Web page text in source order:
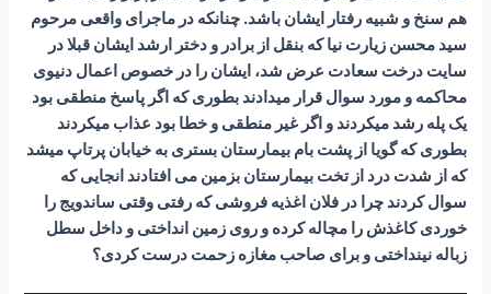
هم سنخ و شبیه رفتار ایشان باشد. چنانکه در ماجرای واقعی مرحوم
سید محسن زیارت نیا که بنقل از برادر و دختر ارشد ایشان قبلا در
سایت درخت سعادت عرض شد، ایشان را در خصوص اعمال دنیوی
محاکمه و مورد سوال قرار میدادند بطوری که اگر پاسخ منطقی بود
یک پله رشد میکردند و اگر غیر منطقی و خطا بود عذاب میکردند
بطوری که گویا از پشت بام بیمارستان بستری به خیابان پرتاپ میشد
که از شدت درد از تخت بیمارستان بزمین می افتادند انجایی که
سوال کردند چرا در فلان اغذیه فروشی که رفتی وقتی ساندویج را
خوردی کاغذش را مچاله کرده و روی زمین انداختی و داخل سطل
زباله نینداختی و برای صاحب مغازه زحمت درست کردی؟